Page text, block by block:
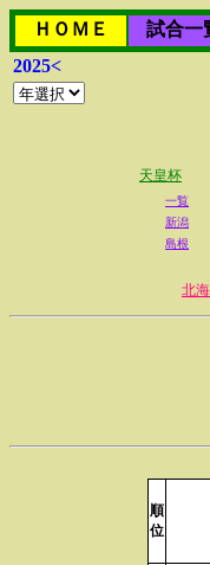
ＨＯＭＥ 試合一
2025<
天皇杯
一覧
新潟
島根
北
順
位